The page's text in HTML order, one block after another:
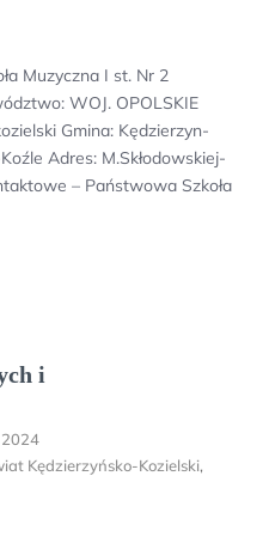
Muzyczna I st. Nr 2
WOJ. OPOLSKIE
Gmina: Kędzierzyn-
Adres: M.Skłodowskiej-
– Państwowa Szkoła
i
Kędzierzyńsko-Kozielski,